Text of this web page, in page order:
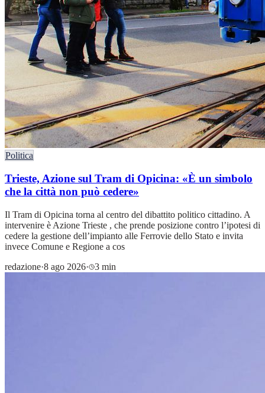
Politica
Trieste, Azione sul Tram di Opicina: «È un simbolo
che la città non può cedere»
Il Tram di Opicina torna al centro del dibattito politico cittadino. A
intervenire è Azione Trieste , che prende posizione contro l’ipotesi di
cedere la gestione dell’impianto alle Ferrovie dello Stato e invita
invece Comune e Regione a cos
redazione·8 ago 2026· 3 min